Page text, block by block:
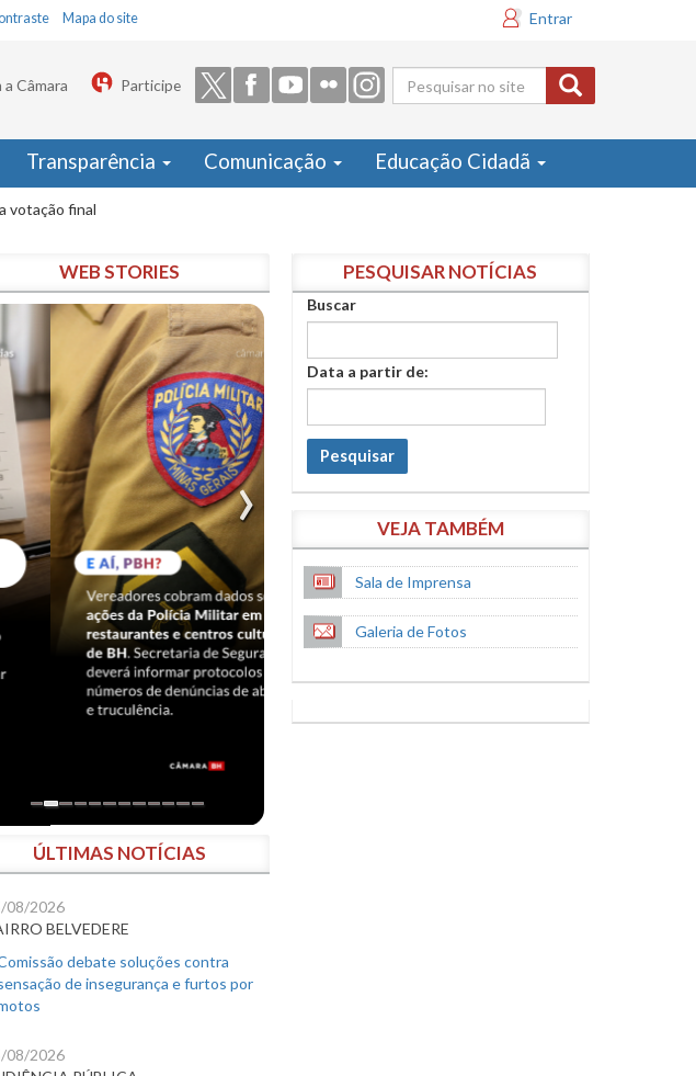
Mapa do site Entrar
Formulário
de busca
a Câmara Participe
Transparência Comunicação Educação Cidadã
votação final
WEB STORIES
ÚLTIMAS NOTÍCIAS
08/2026
BELVEDERE
debate soluções contra
de insegurança e furtos por
08/2026
PESQUISAR NOTÍCIAS
Buscar
Data a partir de:
Pesquisar
VEJA TAMBÉM
Sala de Imprensa
Galeria de Fotos